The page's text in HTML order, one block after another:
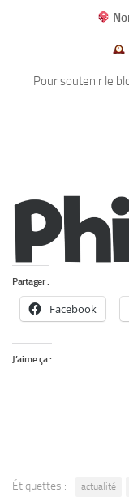
Pour soutenir le
Partager :
Facebook
J’aime ça :
Étiquettes : actualité